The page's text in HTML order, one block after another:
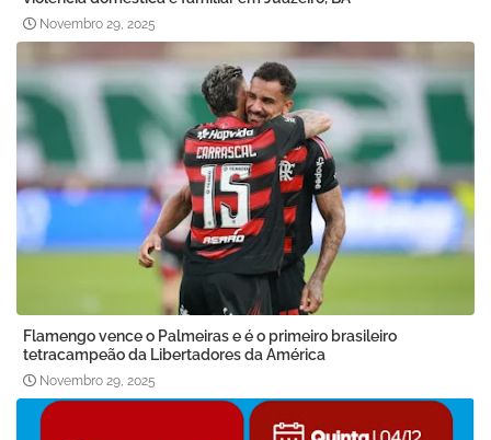
Novembro 29, 2025
Flamengo vence o Palmeiras e é o primeiro brasileiro
tetracampeão da Libertadores da América
Novembro 29, 2025